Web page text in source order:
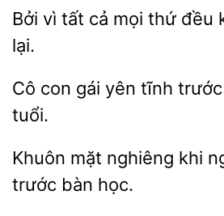
Bởi vì cả mọi thứ đều
lại.
Cô yên tĩnh
Khuôn mặt nghiêng
bàn